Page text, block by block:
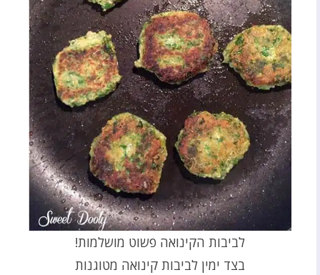
לביבות הקינואה פשוט מושלמות!
בצד ימין לביבות קינואה מטוגנות